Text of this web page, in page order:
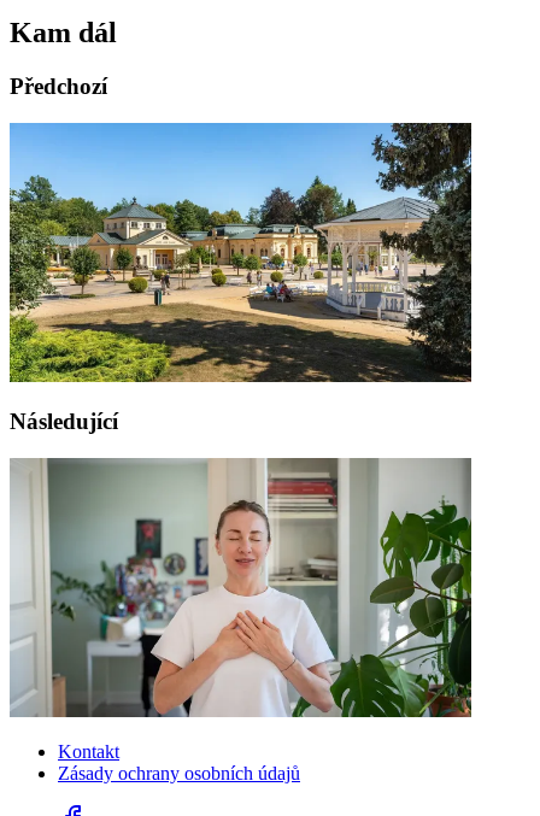
Kam dál
Předchozí
Následující
Kontakt
Zásady ochrany osobních údajů